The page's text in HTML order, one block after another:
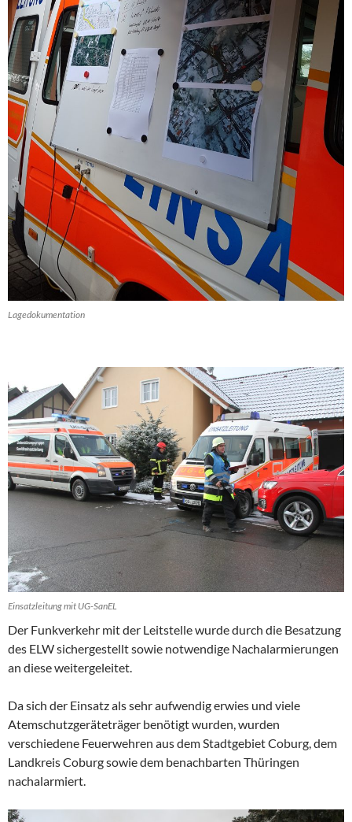
Lagedokumentation
Einsatzleitung mit UG-SanEL
Der Funkverkehr mit der Leitstelle wurde durch die Besatzung
des ELW sichergestellt sowie notwendige Nachalarmierungen
an diese weitergeleitet.
Da sich der Einsatz als sehr aufwendig erwies und viele
Atemschutzgeräteträger benötigt wurden, wurden
verschiedene Feuerwehren aus dem Stadtgebiet Coburg, dem
Landkreis Coburg sowie dem benachbarten Thüringen
nachalarmiert.